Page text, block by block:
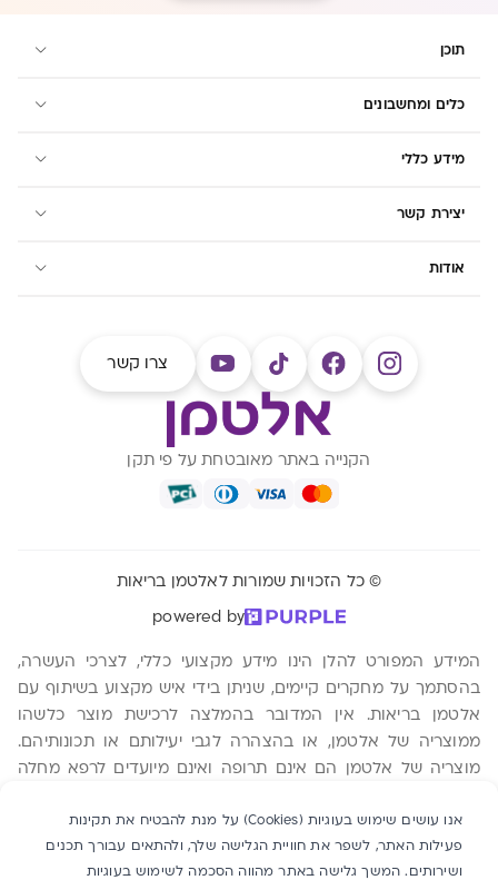
תוכן
כלים ומחשבונים
מידע כללי
יצירת קשר
אודות
צרו קשר
הקנייה באתר מאובטחת על פי תקן
© כל הזכויות שמורות לאלטמן בריאות
powered by
המידע המפורט להלן הינו מידע מקצועי כללי, לצרכי העשרה,
בהסתמך על מחקרים קיימים, שניתן בידי איש מקצוע בשיתוף עם
אלטמן בריאות. אין המדובר בהמלצה לרכישת מוצר כלשהו
ממוצריה של אלטמן, או בהצהרה לגבי יעילותם או תכונותיהם.
מוצריה של אלטמן הם אינם תרופה ואינם מיועדים לרפא מחלה
הקורא בלבד ומומלץ להתייעץ עם רופא מוסמך טרם רכישת מוצר
כלשהו. אלטמן בריאות שותפות כללית, ח.פ 540219987. משה
אביב 2 ת.ד 760 אור יהודה 6025603
אנו עושים שימוש בעוגיות (Cookies) על מנת להבטיח את תקינות
פעילות האתר, לשפר את חוויית הגלישה שלך, ולהתאים עבורך תכנים
ושירותים. המשך גלישה באתר מהווה הסכמה לשימוש בעוגיות